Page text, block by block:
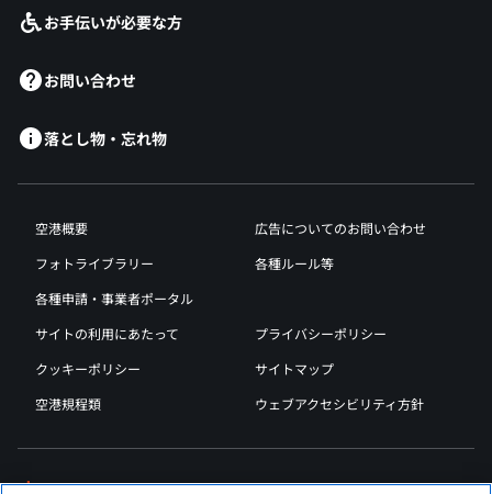
お手伝いが必要な方
お問い合わせ
落とし物・忘れ物
空港概要
広告についてのお問い合わせ
フォトライブラリー
各種ルール等
各種申請・事業者ポータル
サイトの利用にあたって
プライバシーポリシー
クッキーポリシー
サイトマップ
空港規程類
ウェブアクセシビリティ方針